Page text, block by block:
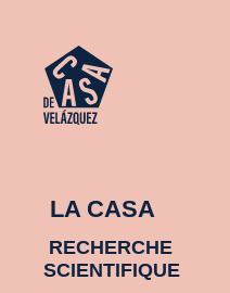
LA CASA
RECHERCHE
SCIENTIFIQUE